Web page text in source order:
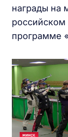
награды на
программе